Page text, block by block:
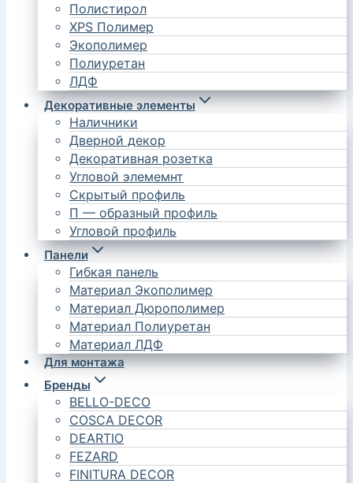
Полистирол
XPS Полимер
Экополимер
Полиуретан
ЛДФ
Декоративные элементы
Наличники
Дверной декор
Декоративная розетка
Угловой элемемнт
Скрытый профиль
П — образный профиль
Угловой профиль
Панели
Гибкая панель
Материал Экополимер
Материал Дюрополимер
Материал Полиуретан
Материал ЛДФ
Для монтажа
Бренды
BELLO-DECO
COSCA DECOR
DEARTIO
FEZARD
FINITURA DECOR